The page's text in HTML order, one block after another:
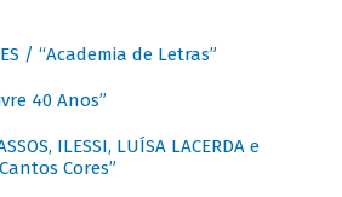
/ “Academia de Letras”
40 Anos”
ILESSI, LUÍSA LACERDA e
Cores”